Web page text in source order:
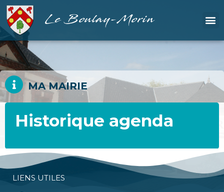
Le Boulay-Morin
MA MAIRIE
Historique agenda
LIENS UTILES